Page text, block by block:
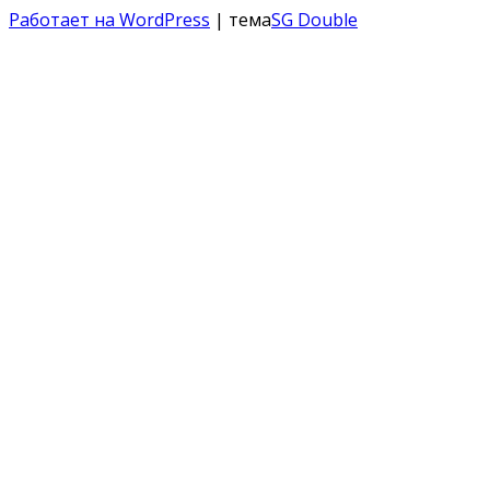
Работает на WordPress | темаSG Double